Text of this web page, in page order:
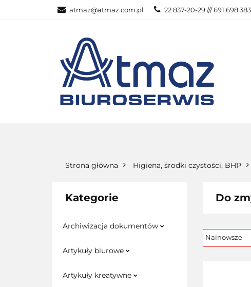
atmaz@atmaz.com.pl 22 837-20-29 /// 691 698 383
Strona główna Higiena, środki czystości, BHP
Kategorie
Archiwizacja dokumentów
Artykuły biurowe
Artykuły kreatywne
Do